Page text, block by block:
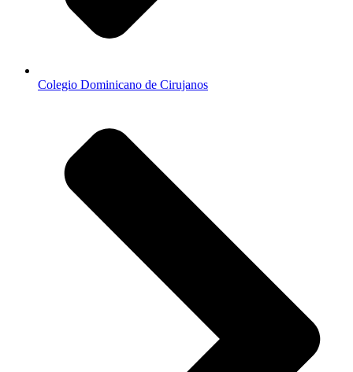
Colegio Dominicano de Cirujanos